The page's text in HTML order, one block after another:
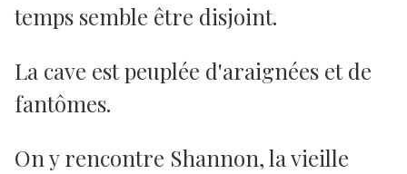
temps semble être disjoint.
La cave est peuplée d'araignées et de
fantômes.
On y rencontre Shannon, la vieille